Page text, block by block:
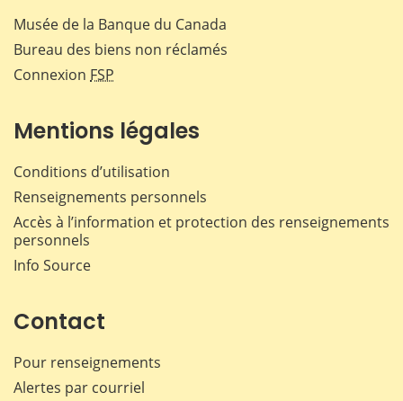
Musée de la Banque du Canada
Bureau des biens non réclamés
Connexion FSP
Mentions légales
Conditions d’utilisation
Renseignements personnels
Accès à l’information et protection des renseignements
personnels
Info Source
Contact
Pour renseignements
Alertes par courriel